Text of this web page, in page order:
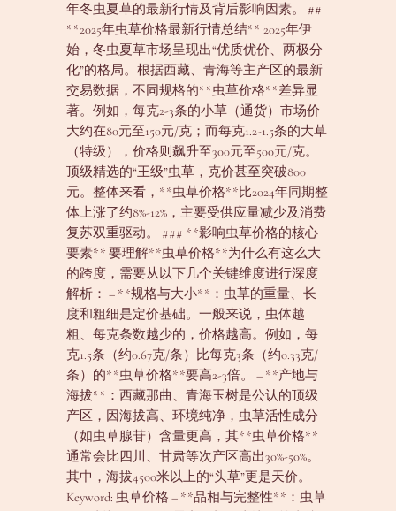
年冬虫夏草的最新行情及背后影响因素。 ##
**2025年虫草价格最新行情总结** 2025年伊
始，冬虫夏草市场呈现出“优质优价、两极分
化”的格局。根据西藏、青海等主产区的最新
交易数据，不同规格的**虫草价格**差异显
著。例如，每克2-3条的小草（通货）市场价
大约在80元至150元/克；而每克1.2-1.5条的大草
（特级），价格则飙升至300元至500元/克。
顶级精选的“王级”虫草，克价甚至突破800
元。整体来看，**虫草价格**比2024年同期整
体上涨了约8%-12%，主要受供应量减少及消费
复苏双重驱动。 ### **影响虫草价格的核心
要素** 要理解**虫草价格**为什么有这么大
的跨度，需要从以下几个关键维度进行深度
解析： – **规格与大小**：虫草的重量、长
度和粗细是定价基础。一般来说，虫体越
粗、每克条数越少的，价格越高。例如，每
克1.5条（约0.67克/条）比每克3条（约0.33克/
条）的**虫草价格**要高2-3倍。 – **产地与
海拔**：西藏那曲、青海玉树是公认的顶级
产区，因海拔高、环境纯净，虫草活性成分
（如虫草腺苷）含量更高，其**虫草价格**
通常会比四川、甘肃等次产区高出30%-50%。
其中，海拔4500米以上的“头草”更是天价。
Keyword: 虫草价格 – **品相与完整性**：虫草